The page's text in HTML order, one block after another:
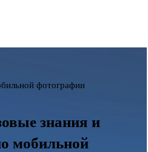
фотографии
знания и
мобильной